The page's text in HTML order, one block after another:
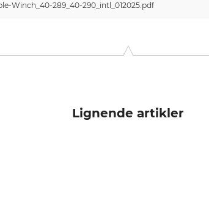
Winch_40-289_40-290_intl_012025.pdf
Lignende artikler